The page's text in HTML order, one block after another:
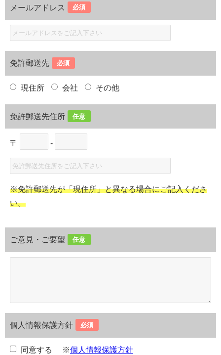
メールアドレス 必須
免許郵送先 必須
現住所 会社 その他
免許郵送先住所 任意
〒 -
※免許郵送先が「現住所」と異なる場合にご記入くださ
い。
ご意見・ご要望 任意
個人情報保護方針 必須
同意する ※個人情報保護方針